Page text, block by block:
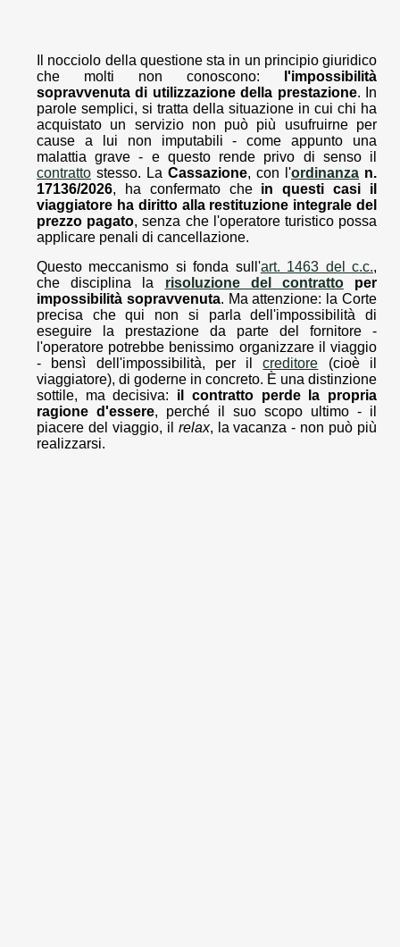
Il nocciolo della questione sta in un principio giuridico
che molti non conoscono:
l'impossibilità
sopravvenuta di utilizzazione della prestazione. In
parole semplici, si tratta della situazione in cui chi ha
acquistato un servizio non può più usufruirne per
cause a lui non imputabili - come appunto una
malattia grave - e questo rende privo di senso il
contratto stesso. La Cassazione, con l'ordinanza n.
17136/2026, ha confermato che in questi casi il
viaggiatore ha diritto alla restituzione integrale del
prezzo pagato, senza che l'operatore turistico possa
applicare penali di cancellazione.
Questo meccanismo si fonda sull'art. 1463 del c.c.,
che disciplina la risoluzione del contrattoper
impossibilità sopravvenuta. Ma attenzione: la Corte
precisa che qui non si parla dell'impossibilità di
eseguire la prestazione da parte del fornitore -
l'operatore potrebbe benissimo organizzare il viaggio
- bensì dell'impossibilità, per ilcreditore (cioè il
viaggiatore), di goderne in concreto. È una distinzione
sottile, ma decisiva: il contratto perde la propria
ragione d'essere, perché il suo scopo ultimo - il
piacere del viaggio, il relax, la vacanza - non può più
realizzarsi.